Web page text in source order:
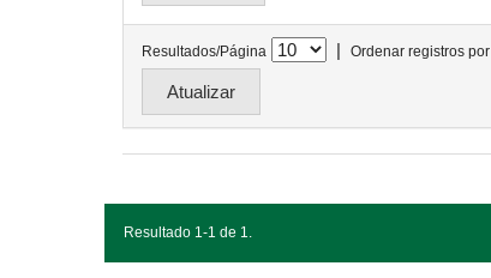
Resultados/Página | Ordenar registros por
Resultado 1-1 de 1.